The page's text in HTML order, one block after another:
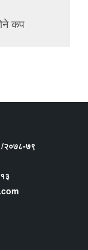
कप
/२०७८-७९